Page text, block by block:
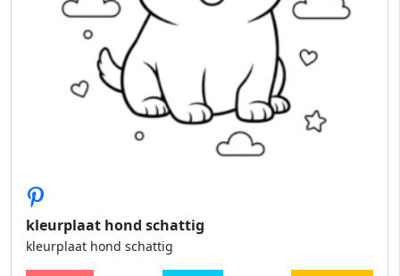
kleurplaat hond schattig
kleurplaat hond schattig